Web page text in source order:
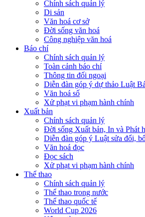
Chính sách quản lý
Di sản
Văn hoá cơ sở
Đời sống văn hoá
Công nghiệp văn hoá
Báo chí
Chính sách quản lý
Toàn cảnh báo chí
Thông tin đối ngoại
Diễn đàn góp ý dự thảo Luật
Văn hoá số
Xử phạt vi phạm hành chính
Xuất bản
Chính sách quản lý
Đời sống Xuất bản, In và Phát
Diễn đàn góp ý Luật sửa đổi,
Văn hoá đọc
Đọc sách
Xử phạt vi phạm hành chính
Thể thao
Chính sách quản lý
Thể thao trong nước
Thể thao quốc tế
World Cup 2026